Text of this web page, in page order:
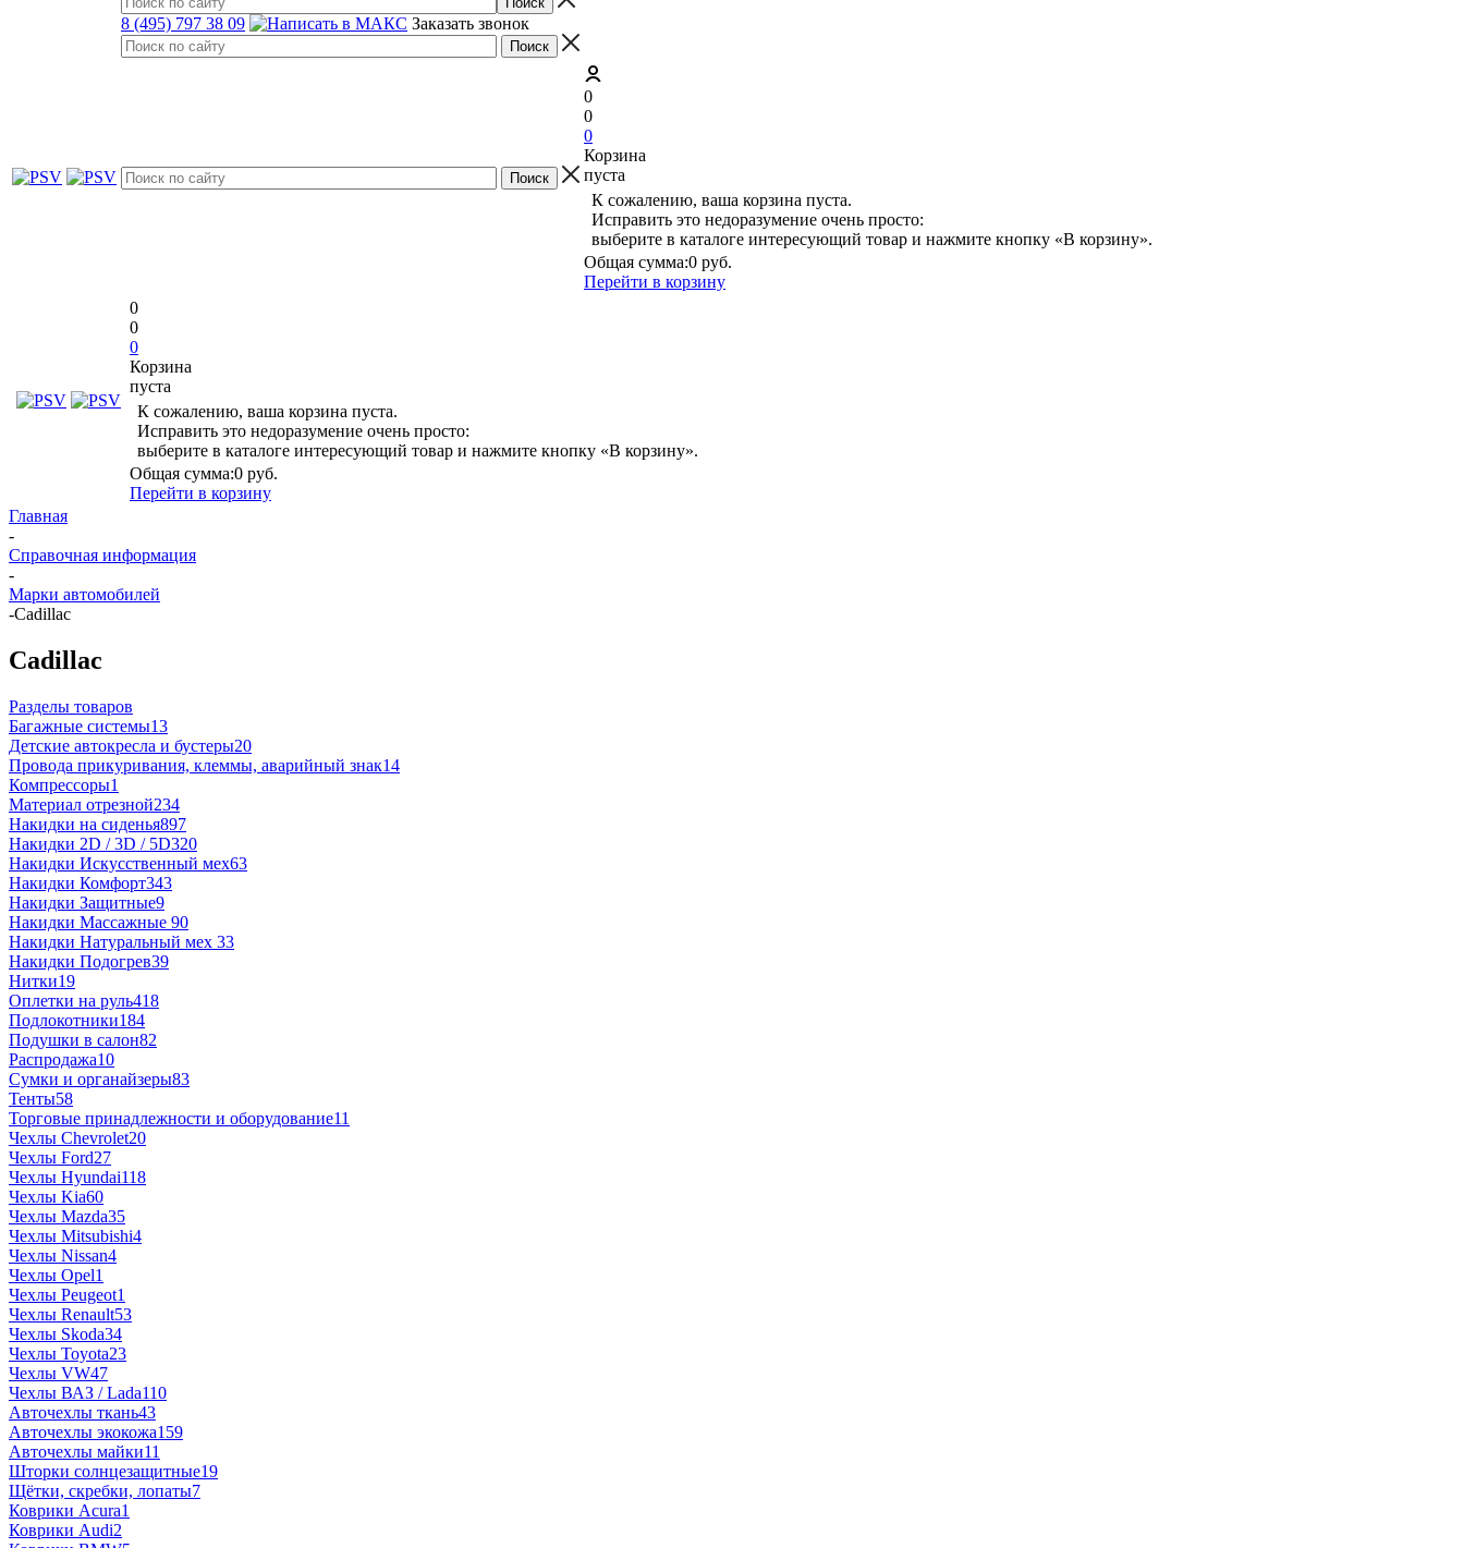
8 (495) 797 38 09 Заказать звонок
0
0
0
Корзина
пуста
К сожалению, ваша корзина пуста.
Исправить это недоразумение очень просто:
выберите в каталоге интересующий товар и нажмите кнопку «В корзину».
Общая сумма:0 руб.
Перейти в корзину
0
0
0
Корзина
пуста
К сожалению, ваша корзина пуста.
Исправить это недоразумение очень просто:
выберите в каталоге интересующий товар и нажмите кнопку «В корзину».
Общая сумма:0 руб.
Перейти в корзину
Главная
-
Справочная информация
-
Марки автомобилей
-Cadillac
Cadillac
Разделы товаров
Багажные системы13
Детские автокресла и бустеры20
Провода прикуривания, клеммы, аварийный знак14
Компрессоры1
Материал отрезной234
Накидки на сиденья897
Накидки 2D / 3D / 5D320
Накидки Искусственный мех63
Накидки Комфорт343
Накидки Защитные9
Накидки Массажные 90
Накидки Натуральный мех 33
Накидки Подогрев39
Нитки19
Оплетки на руль418
Подлокотники184
Подушки в салон82
Распродажа10
Сумки и органайзеры83
Тенты58
Торговые принадлежности и оборудование11
Чехлы Chevrolet20
Чехлы Ford27
Чехлы Hyundai118
Чехлы Kia60
Чехлы Mazda35
Чехлы Mitsubishi4
Чехлы Nissan4
Чехлы Opel1
Чехлы Peugeot1
Чехлы Renault53
Чехлы Skoda34
Чехлы Toyota23
Чехлы VW47
Чехлы ВАЗ / Lada110
Авточехлы ткань43
Авточехлы экокожа159
Авточехлы майки11
Шторки солнцезащитные19
Щётки, скребки, лопаты7
Коврики Acura1
Коврики Audi2